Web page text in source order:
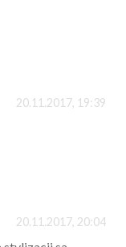
20.11.2017, 19:39
20.11.2017, 20:04